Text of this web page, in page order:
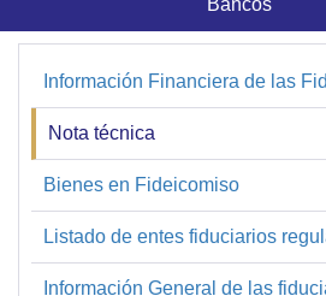
Supervisados y
Bancos
Calificaciones de
Fiduciarias
Información Financiera de las
Nota técnica
Bienes en Fideicomiso
Listado de entes fiduciarios
Información General de las